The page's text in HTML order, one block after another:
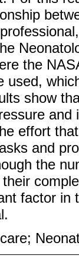
the
used,
show
effort
and
the
factor in